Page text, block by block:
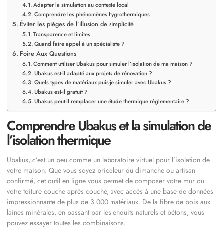
Adapter la simulation au contexte local
Comprendre les phénomènes hygrothermiques
Éviter les pièges de l’illusion de simplicité
Transparence et limites
Quand faire appel à un spécialiste ?
Foire Aux Questions
Comment utiliser Ubakus pour simuler l’isolation de ma maison ?
Ubakus est-il adapté aux projets de rénovation ?
Quels types de matériaux puis-je simuler avec Ubakus ?
Ubakus est-il gratuit ?
Ubakus peut-il remplacer une étude thermique réglementaire ?
Comprendre Ubakus et la simulation de
l’isolation thermique
Ubakus, c’est un peu comme un laboratoire virtuel pour l’isolation de
votre maison. Que vous soyez bricoleur du dimanche ou artisan
confirmé, cet outil en ligne vous permet de composer votre mur ou
votre toiture couche après couche, avec accès à une base de données
impressionnante de plus de 3 000 matériaux. De la fibre de bois aux
laines minérales, en passant par les enduits naturels et bétons, vous
pouvez essayer toutes les combinaisons.